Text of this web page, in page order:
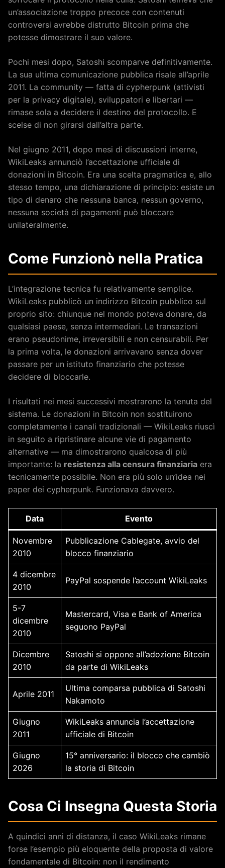
un’associazione troppo precoce con contenuti
controversi avrebbe distrutto Bitcoin prima che
potesse dimostrare il suo valore.
Pochi mesi dopo, Satoshi scomparve definitivamente.
La sua ultima comunicazione pubblica risale all’aprile
2011. La community — fatta di cypherpunk (attivisti
per la privacy digitale), sviluppatori e libertari —
rimase sola a decidere il destino del protocollo. E
scelse di non girarsi dall’altra parte.
Nel giugno 2011, dopo mesi di discussioni interne,
WikiLeaks annunciò l’accettazione ufficiale di
donazioni in Bitcoin. Era una scelta pragmatica e, allo
stesso tempo, una dichiarazione di principio: esiste un
tipo di denaro che nessuna banca, nessun governo,
nessuna società di pagamenti può bloccare
unilateralmente.
Come Funzionò nella Pratica
L’integrazione tecnica fu relativamente semplice.
WikiLeaks pubblicò un indirizzo Bitcoin pubblico sul
proprio sito: chiunque nel mondo poteva donare, da
qualsiasi paese, senza intermediari. Le transazioni
erano pseudonime, irreversibili e non censurabili. Per
la prima volta, le donazioni arrivavano senza dover
passare per un istituto finanziario che potesse
decidere di bloccarle.
I risultati nei mesi successivi mostrarono la tenuta del
sistema. Le donazioni in Bitcoin non sostituirono
completamente i canali tradizionali — WikiLeaks riuscì
in seguito a ripristinare alcune vie di pagamento
alternative — ma dimostrarono qualcosa di più
importante: la resistenza alla censura finanziaria era
tecnicamente possibile. Non era più solo un’idea nei
paper dei cypherpunk. Funzionava davvero.
Data Evento
Novembre
2010
Pubblicazione Cablegate, avvio del
blocco finanziario
4 dicembre
2010
PayPal sospende l’account WikiLeaks
5-7
dicembre
2010
Mastercard, Visa e Bank of America
seguono PayPal
Dicembre
2010
Satoshi si oppone all’adozione Bitcoin
da parte di WikiLeaks
Aprile 2011
Ultima comparsa pubblica di Satoshi
Nakamoto
Giugno
2011
WikiLeaks annuncia l’accettazione
ufficiale di Bitcoin
Giugno
2026
15° anniversario: il blocco che cambiò
la storia di Bitcoin
Cosa Ci Insegna Questa Storia
A quindici anni di distanza, il caso WikiLeaks rimane
forse l’esempio più eloquente della proposta di valore
fondamentale di Bitcoin: non il rendimento